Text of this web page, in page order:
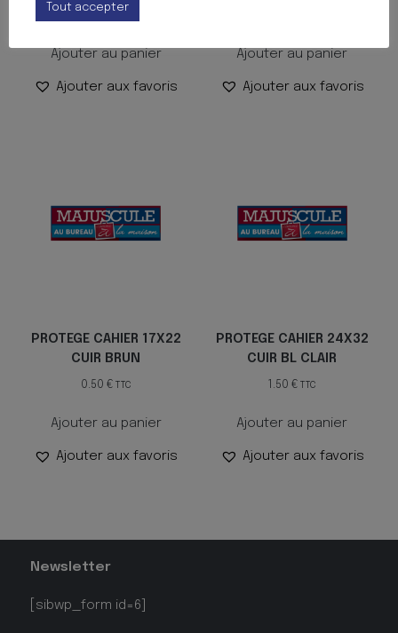
0.50
Ajouter au panier
Ajouter aux favoris
Ajouter au panier
Ajouter aux favoris
PROTEGE CAHIER 17X22
CUIR BRUN
0.50 € TTC
Ajouter au panier
Ajouter aux favoris
PROTEGE CAHIER 24X32
CUIR BL CLAIR
1.50€ TTC
Ajouter au panier
Ajouter aux favoris
Newsletter
[sibwp_form id=6]
Tout accepter